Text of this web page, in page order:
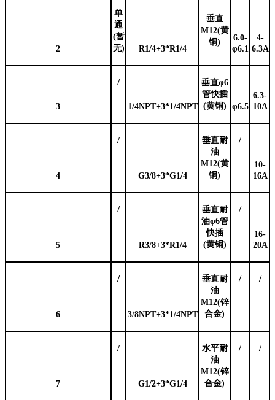
2
单
通
(暂
无)
R1/4+3*R1/4
垂直
M12(黄
铜)
6.0-
φ6.1
4-
6.3A
3
/
1/4NPT+3*1/4NPT
垂直φ6
管快插
(黄铜)
φ6.5
6.3-
10A
4
/
G3/8+3*G1/4
垂直耐
油
M12(黄
铜)
/
10-
16A
5
/
R3/8+3*R1/4
垂直耐
油φ6管
快插
(黄铜)
/
16-
20A
6
/
3/8NPT+3*1/4NPT
垂直耐
油
M12(锌
合金)
/ /
7
/
G1/2+3*G1/4
水平耐
油
M12(锌
合金)
/ /